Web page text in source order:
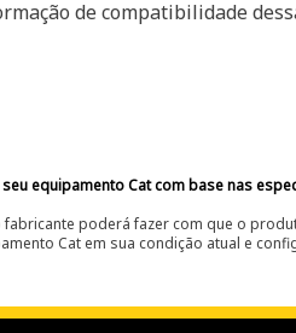
de compatibilidade
equipamento Cat com base nas
poderá fazer com que o
Cat em sua condição atual e